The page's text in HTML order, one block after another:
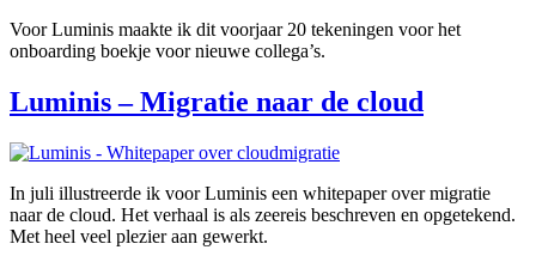
Voor Luminis maakte ik dit voorjaar 20 tekeningen voor het
onboarding boekje voor nieuwe collega’s.
Luminis – Migratie naar de cloud
In juli illustreerde ik voor Luminis een whitepaper over migratie
naar de cloud. Het verhaal is als zeereis beschreven en opgetekend.
Met heel veel plezier aan gewerkt.